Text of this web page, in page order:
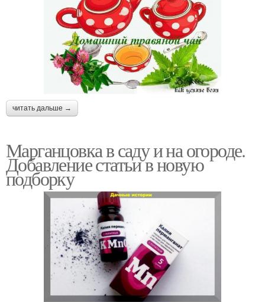
читать дальше →
Марганцовка в саду и на огороде.
Добавление статьи в новую
подборку